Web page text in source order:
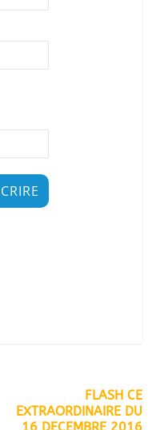
FLASH CE
EXTRAORDINAIRE DU